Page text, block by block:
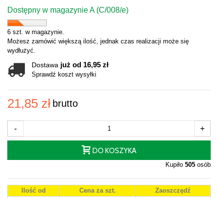
Dostępny w magazynie A (C/008/e)
6 szt. w magazynie.
Możesz zamówić większą ilość, jednak czas realizacji może się
wydłużyć.
Dostawa już od 16,95 zł
Sprawdź koszt wysyłki
21,85 zł brutto
- +
DO KOSZYKA
Kupiło 505 osób
Ilość od Cena za szt.
Zaoszczędź